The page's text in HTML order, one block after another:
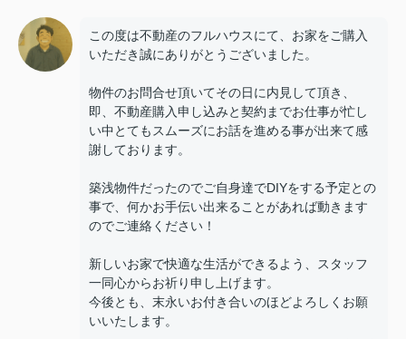
この度は不動産のフルハウスにて、お家をご購入
いただき誠にありがとうございました。
物件のお問合せ頂いてその日に内見して頂き、
即、不動産購入申し込みと契約までお仕事が忙し
い中とてもスムーズにお話を進める事が出来て感
謝しております。
築浅物件だったのでご自身達でDIYをする予定との
事で、何かお手伝い出来ることがあれば動きます
のでご連絡ください！
新しいお家で快適な生活ができるよう、スタッフ
一同心からお祈り申し上げます。
今後とも、末永いお付き合いのほどよろしくお願
いいたします。